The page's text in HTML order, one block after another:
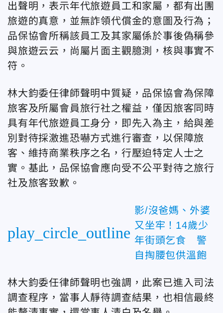
出聲明，表示年代旅遊員工和家屬，都有出團
旅遊的真意，並無詐領代償金的意圖及行為；
品保協會所稱該員工及其家屬係於事後偽稱參
與旅遊云云，尚屬片面主觀臆測，核與事實不
符。
林大鈞委任律師聲明中質疑，品保協會為保障
旅客及所屬會員旅行社之權益，僅因旅客同時
具有年代旅遊員工身分，即先入為主，給與差
別對待採激進恐嚇方式進行審查，以保障旅
客、維持商業秩序之名，行壓迫特定人士之
實。基此，品保協會應向受不公平對待之旅行
社及旅客致歉。
play_circle_outline
影/沒爸媽、外婆
又坐牢！14歲少
年街頭乞食 警
自掏腰包供溫飽
林大鈞委任律師聲明也強調，此案已進入司法
調查程序，當事人靜待調查結果，也相信最終